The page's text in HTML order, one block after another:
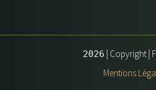
2026 | Copyright |
Mentions